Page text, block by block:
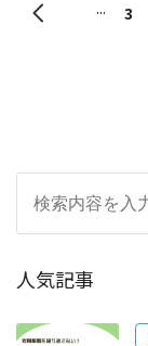
... 3
人気記事